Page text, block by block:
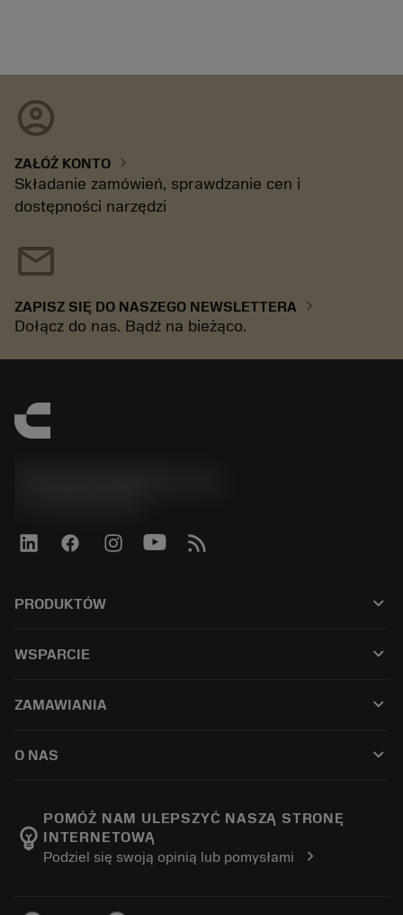
account_circle
ZAŁÓŻ KONTO chevron_right
Składanie zamówień, sprawdzanie cen i
dostępności narzędzi
mail
ZAPISZ SIĘ DO NASZEGO NEWSLETTERA chevron_right
Dołącz do nas. Bądź na bieżąco.
PRODUKTÓW keyboard_arrow_down
すべてのソフトウェア
WSPARCIE keyboard_arrow_down
販売店および専門家
ZAMAWIANIA keyboard_arrow_down
注文
注文を追跡する
見積もりを作成する
O NAS keyboard_arrow_down
Manufacturing Wellness
経歴
サステナブルな事業
emoji_objects
POMÓŻ NAM ULEPSZYĆ NASZĄ STRONĘ
INTERNETOWĄ
Podziel się swoją opinią lub pomysłami
chevron_right